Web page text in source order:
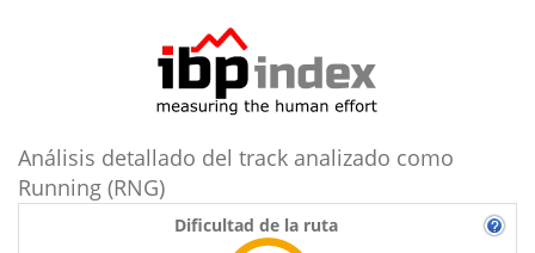
Análisis detallado del track analizado como
Running (RNG)
Dificultad de la ruta